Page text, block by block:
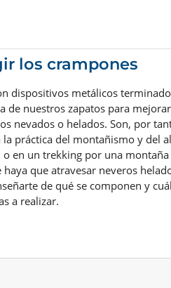
los crampones
dispositivos metálicos
de nuestros zapatos para
nevados o helados. Son, por
práctica del montañismo y del
o en un trekking por una
que atravesar neveros
de qué se componen y
a realizar.